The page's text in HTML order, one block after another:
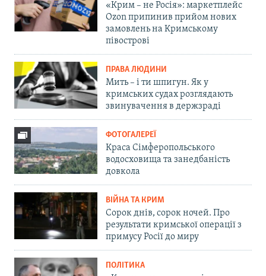
«Крим – не Росія»: маркетплейс
Ozon припинив прийом нових
замовлень на Кримському
півострові
ПРАВА ЛЮДИНИ
Мить – і ти шпигун. Як у
кримських судах розглядають
звинувачення в держзраді
ФОТОГАЛЕРЕЇ
Краса Сімферопольського
водосховища та занедбаність
довкола
ВІЙНА ТА КРИМ
Сорок днів, сорок ночей. Про
результати кримської операції з
примусу Росії до миру
ПОЛІТИКА